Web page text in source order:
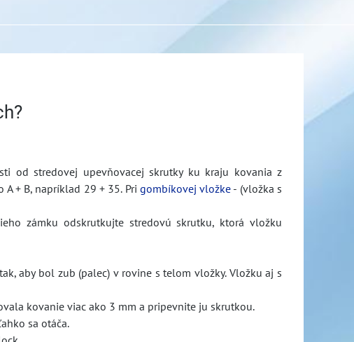
od stredovej upevňovacej skrutky ku kraju kovania z
A + B, napríklad 29 + 35. Pri gombíkovej vložke - (vložka s
zámku odskrutkujte stredovú skrutku, ktorá vložku
aby bol zub (palec) v rovine s telom vložky. Vložku aj s
kovanie viac ako 3 mm a pripevnite ju skrutkou.
sa otáča.